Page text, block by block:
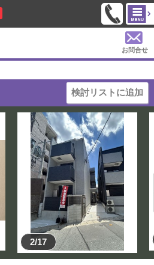
お問合せ
検討リストに追加
2/17